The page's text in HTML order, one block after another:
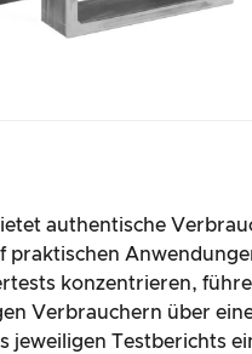
authentische
praktischen
konzentrieren,
Verbrauchern über
jeweiligen Testberichts